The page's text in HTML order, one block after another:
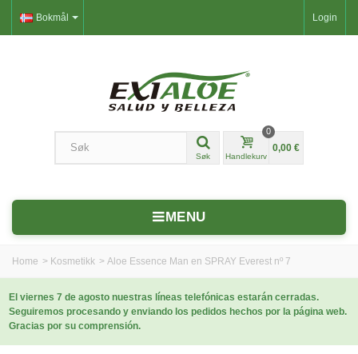
Login
Bokmål
Søk Handlekurv
0
0,00 €
MENU
Home > Kosmetikk > Aloe Essence Man en SPRAY Everest nº 7
El viernes 7 de agosto nuestras líneas telefónicas estarán cerradas.
Seguiremos procesando y enviando los pedidos hechos por la página web.
Gracias por su comprensión.